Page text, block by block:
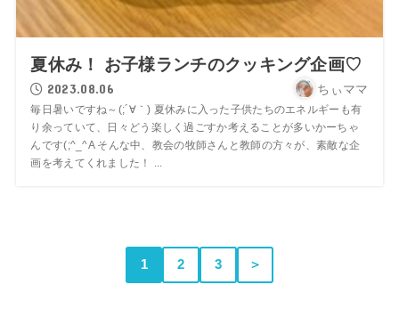
夏休み！ お子様ランチのクッキング企画♡
2023.08.06 ちぃママ
毎日暑いですね～(;´∀｀) 夏休みに入った子供たちのエネルギーも有
り余っていて、日々どう楽しく過ごすか考えることが多いかーちゃ
んです(;^_^A そんな中、教会の牧師さんと教師の方々が、素敵な企
画を考えてくれました！ ...
1 2 3 ＞